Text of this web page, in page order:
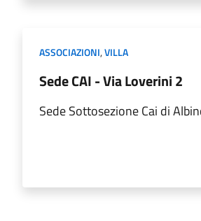
ASSOCIAZIONI,VILLA
Sede CAI - Via Loverini 2
Sede Sottosezione Cai di